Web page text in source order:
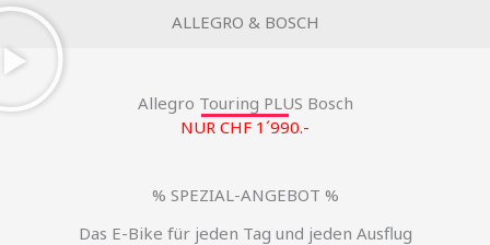
ALLEGRO & BOSCH
Allegro Touring PLUS Bosch
NUR CHF 1´990.-
% SPEZIAL-ANGEBOT %
Das E-Bike für jeden Tag und jeden Ausflug